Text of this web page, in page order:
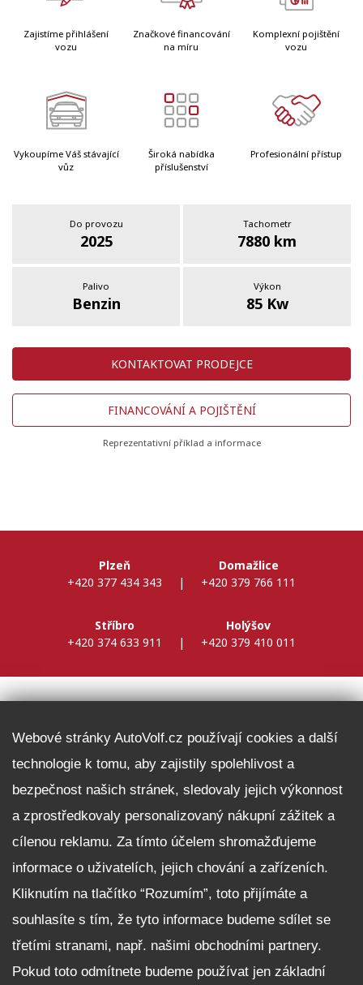
Zajistíme přihlášení
vozu
Značkové financování
na míru
Komplexní pojištění
vozu
Vykoupíme Váš stávající
vůz
Široká nabídka
příslušenství
Profesionální přístup
Do provozu
2025
Tachometr
7880 km
Palivo
Benzin
Výkon
85 Kw
KONTAKTOVAT PRODEJCE
FINANCOVÁNÍ A POJIŠTĚNÍ
Reprezentativní příklad a informace
Plzeň
+420 377 434 343
|
Domažlice
+420 379 766 111
Stříbro
+420 374 633 911
|
Holýšov
+420 379 410 011
Fleet program Škoda
Nabídka zaměstnání
Facebook
Reklamační řád
Zásady zpracování osobních údajů pro zákazníky
Upozornění pro věřitele a společníky na jejich práva
Nastavení cookies
Webové stránky AutoVolf.cz používají cookies a další
technologie k tomu, aby zajistily spolehlivost a
bezpečnost našich stránek, sledovaly jejich výkonnost
a zprostředkovaly personalizovaný nákupní zážitek a
cílenou reklamu. Za tímto účelem shromažďujeme
informace o uživatelích, jejich chování a zařízeních.
Kliknutím na tlačítko “Rozumím”, toto přijímáte a
souhlasíte s tím, že tyto informace budeme sdílet se
třetími stranami, např. našimi obchodními partnery.
Pokud toto odmítnete budeme používat jen základní